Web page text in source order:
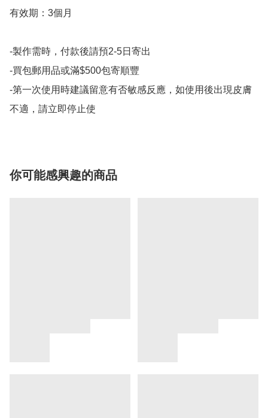
有效期：3個月
-製作需時，付款後請預2-5日寄出
-買包郵用品或滿$500包寄順豐
-第一次使用時建議留意有否敏感反應，如使用後出現皮膚
不適，請立即停止使
你可能感興趣的商品